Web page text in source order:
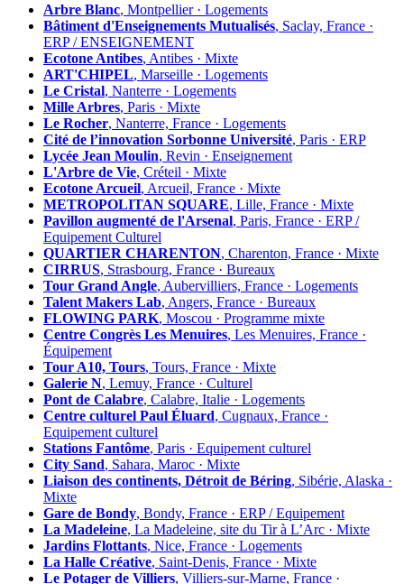
Arbre Blanc, Montpellier · Logements
Bâtiment d'Enseignements Mutualisés, Saclay, France ·
ERP / ENSEIGNEMENT
Ecotone Antibes, Antibes · Mixte
ART'CHIPEL, Marseille · Logements
Le Cristal, Nanterre · Logements
Mille Arbres, Paris · Mixte
Le Rocher, Nanterre, France · Logements
Cité de l’innovation Sorbonne Université, Paris · ERP
Lycée Jean Moulin, Revin · Enseignement
L'Arbre de Vie, Créteil · Mixte
Ecotone Arcueil, Arcueil, France · Mixte
METROPOLITAN SQUARE, Lille, France · Mixte
Pavillon augmenté de l'Arsenal, Paris, France · ERP /
Equipement Culturel
QUARTIER CHARENTON, Charenton, France · Mixte
CIRRUS, Strasbourg, France · Bureaux
Tour Grand Angle, Aubervilliers, France · Logements
Talent Makers Lab, Angers, France · Bureaux
FLOWING PARK, Moscou · Programme mixte
Centre Congrès Les Menuires, Les Menuires, France ·
Équipement
Tour A10, Tours, Tours, France · Mixte
Galerie N, Lemuy, France · Culturel
Pont de Calabre, Calabre, Italie · Logements
Centre culturel Paul Éluard, Cugnaux, France ·
Equipement culturel
Stations Fantôme, Paris · Equipement culturel
City Sand, Sahara, Maroc · Mixte
Liaison des continents, Détroit de Béring, Sibérie, Alaska ·
Mixte
Gare de Bondy, Bondy, France · ERP / Equipement
La Madeleine, La Madeleine, site du Tir à L’Arc · Mixte
Jardins Flottants, Nice, France · Logements
La Halle Créative, Saint-Denis, France · Mixte
Le Potager de Villiers, Villiers-sur-Marne, France ·